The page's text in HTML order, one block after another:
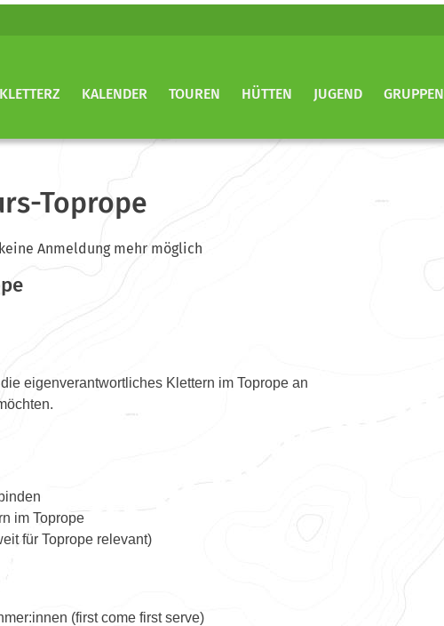
KLETTERZ KALENDER TOUREN HÜTTEN JUGEND GRUPPEN
Toprope
Anmeldung mehr möglich
eigenverantwortliches Klettern im Toprope an
im Toprope
für Toprope relevant)
(first come first serve)